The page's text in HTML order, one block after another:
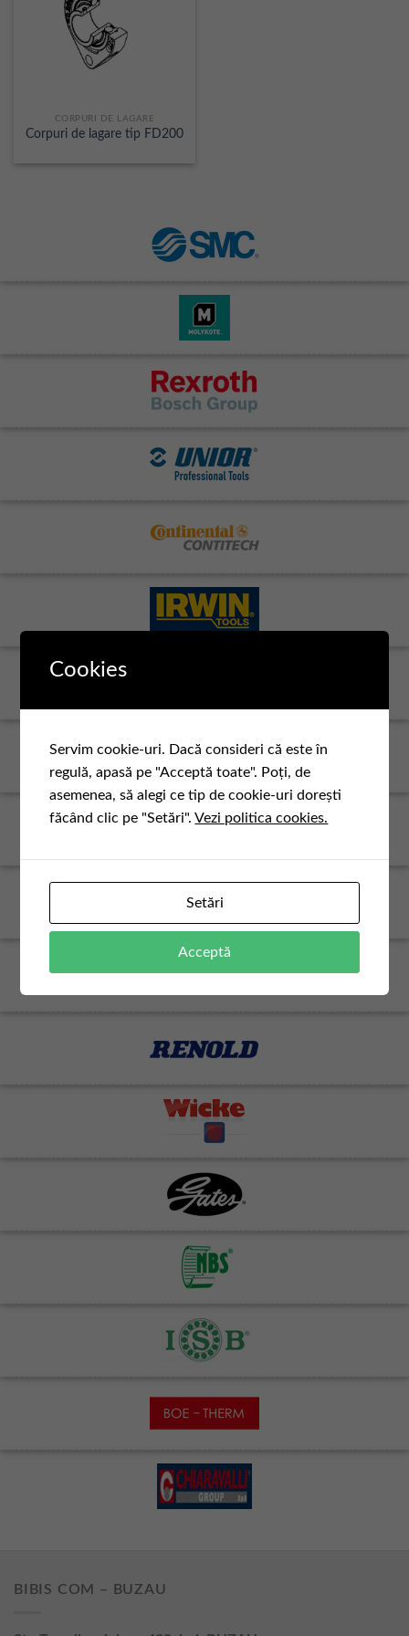
CORPURI DE LAGARE
Corpuri de lagare tip FD200
BIBIS COM – BUZAU
Cookies
Servim cookie-uri. Dacă consideri că este în
regulă, apasă pe "Acceptă toate". Poți, de
asemenea, să alegi ce tip de cookie-uri dorești
făcând clic pe "Setări".Vezi politica cookies.
Setări
Acceptă